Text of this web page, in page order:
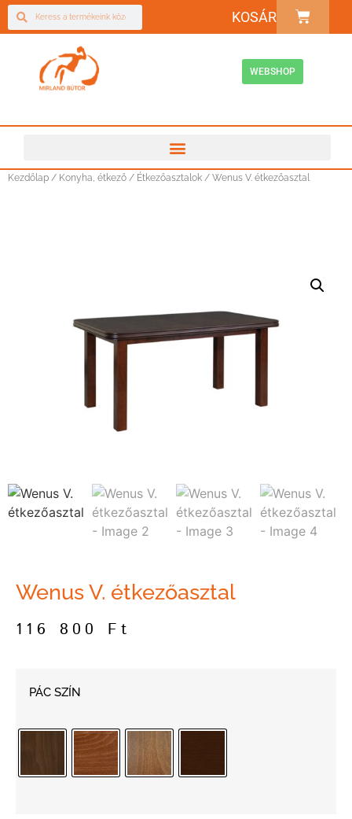
KOSÁR
WEBSHOP
Kezdőlap / Konyha, étkező / Étkezőasztalok / Wenus V. étkezőasztal
Wenus V. étkezőasztal
116 800 Ft
PÁC SZÍN